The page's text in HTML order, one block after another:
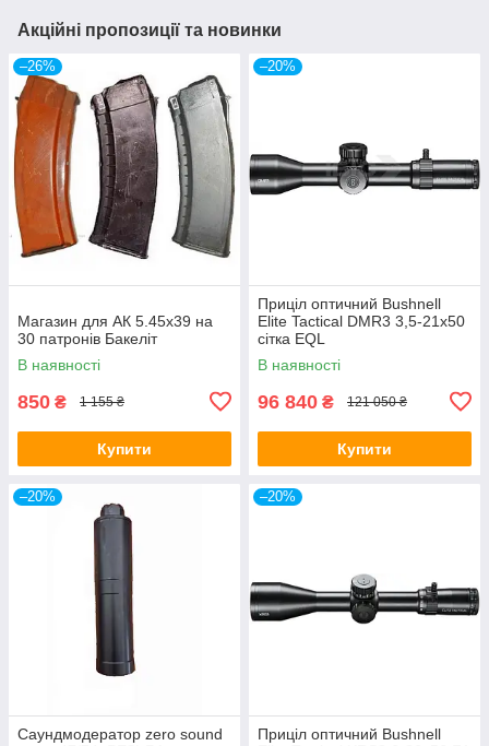
Акційні пропозиції та новинки
–26%
Магазин для АК 5.45х39 на
30 патронів Бакеліт
В наявності
850 ₴ 1 155 ₴
Купити
–20%
Приціл оптичний Bushnell
Elite Tactical DMR3 3,5-21x50
сітка EQL
В наявності
96 840 ₴ 121 050 ₴
Купити
–20%
Саундмодератор zero sound
–20%
Приціл оптичний Bushnell